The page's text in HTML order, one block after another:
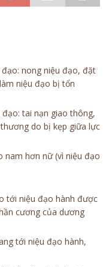
nong niệu đạo, đặt
niệu đạo bị tổn
tai nạn giao thông,
do bị kẹp giữa lực
nam hơn nữ (vì niệu đạo
tới niệu đạo hành được
cương của dương
tới niệu đạo hành,